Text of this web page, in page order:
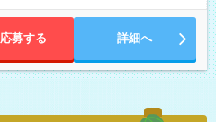
応募する 詳細へ